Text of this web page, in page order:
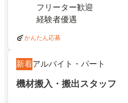
フリーター歓迎
経験者優遇
かんたん応募
新着アルバイト・パート
機材搬入・搬出スタッフ